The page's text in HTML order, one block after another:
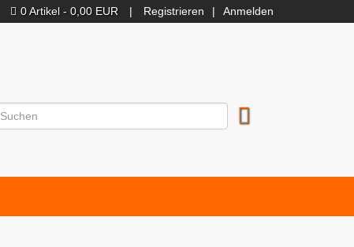
| Registrieren | Anmelden
0 Artikel - 0,00 EUR